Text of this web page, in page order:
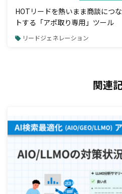
HOTリードを熱いまま商談につ
トする「アポ取り専用」ツール
リードジェネレーション
関連